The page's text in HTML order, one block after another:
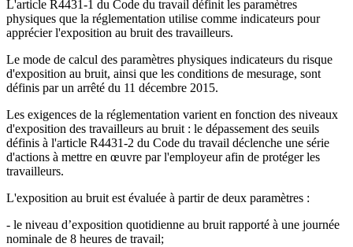
L'article R4431-1 du Code du travail définit les paramètres
physiques que la réglementation utilise comme indicateurs pour
apprécier l'exposition au bruit des travailleurs.
Le mode de calcul des paramètres physiques indicateurs du risque
d'exposition au bruit, ainsi que les conditions de mesurage, sont
définis par un arrêté du 11 décembre 2015.
Les exigences de la réglementation varient en fonction des niveaux
d'exposition des travailleurs au bruit : le dépassement des seuils
définis à l'article R4431-2 du Code du travail déclenche une série
d'actions à mettre en œuvre par l'employeur afin de protéger les
travailleurs.
L'exposition au bruit est évaluée à partir de deux paramètres :
- le niveau d’exposition quotidienne au bruit rapporté à une journée
nominale de 8 heures de travail;